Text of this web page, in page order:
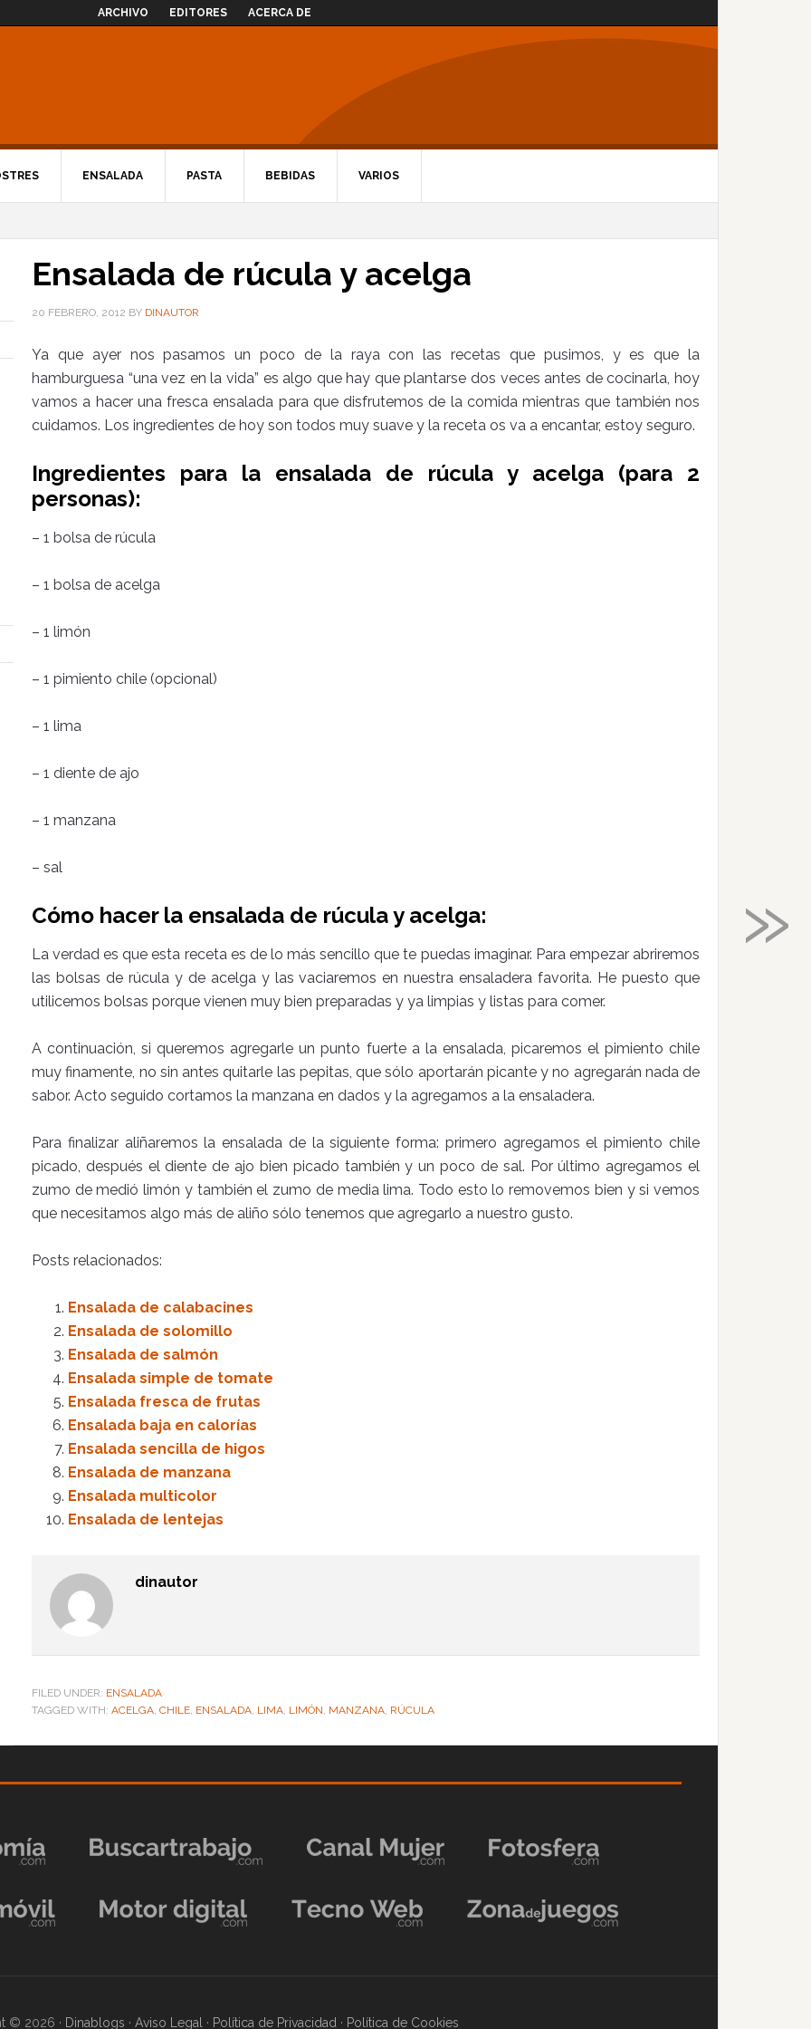
ARCHIVO EDITORES ACERCA DE
ENSALADA PASTA BEBIDAS VARIOS
Ensalada de rúcula y acelga
20 FEBRERO, 2012 BY DINAUTOR
Ya que ayer nos pasamos un poco de la raya con las recetas que pusimos, y es que la
hamburguesa “una vez en la vida” es algo que hay que plantarse dos veces antes de cocinarla, hoy
vamos a hacer una fresca ensalada para que disfrutemos de la comida mientras que también nos
cuidamos. Los ingredientes de hoy son todos muy suave y la receta os va a encantar, estoy seguro.
Ingredientes para la ensalada de rúcula y acelga (para 2
personas):
– 1 bolsa de rúcula
– 1 bolsa de acelga
– 1 limón
– 1 pimiento chile (opcional)
– 1 lima
– 1 diente de ajo
– 1 manzana
– sal
Cómo hacer la ensalada de rúcula y acelga:
La verdad es que esta receta es de lo más sencillo que te puedas imaginar. Para empezar abriremos
las bolsas de rúcula y de acelga y las vaciaremos en nuestra ensaladera favorita. He puesto que
utilicemos bolsas porque vienen muy bien preparadas y ya limpias y listas para comer.
A continuación, si queremos agregarle un punto fuerte a la ensalada, picaremos el pimiento chile
muy finamente, no sin antes quitarle las pepitas, que sólo aportarán picante y no agregarán nada de
sabor. Acto seguido cortamos la manzana en dados y la agregamos a la ensaladera.
Para finalizar aliñaremos la ensalada de la siguiente forma: primero agregamos el pimiento chile
picado, después el diente de ajo bien picado también y un poco de sal. Por último agregamos el
zumo de medió limón y también el zumo de media lima. Todo esto lo removemos bien y si vemos
que necesitamos algo más de aliño sólo tenemos que agregarlo a nuestro gusto.
Posts relacionados:
Ensalada de calabacines
Ensalada de solomillo
Ensalada de salmón
Ensalada simple de tomate
Ensalada fresca de frutas
Ensalada baja en calorías
Ensalada sencilla de higos
Ensalada de manzana
Ensalada multicolor
Ensalada de lentejas
dinautor
FILED UNDER: ENSALADA
TAGGED WITH: ACELGA, CHILE, ENSALADA, LIMA, LIMÓN, MANZANA, RÚCULA
© 2026 · Dinablogs · Aviso Legal · Política de Privacidad · Política de Cookies
»